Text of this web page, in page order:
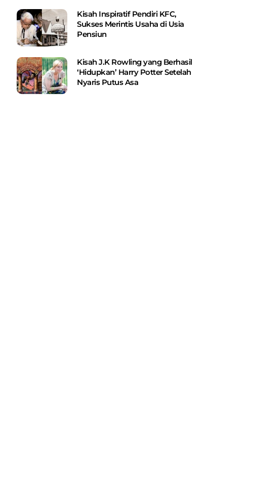
Kisah Inspiratif Pendiri KFC,
Sukses Merintis Usaha di Usia
Pensiun
Kisah J.K Rowling yang Berhasil
‘Hidupkan’ Harry Potter Setelah
Nyaris Putus Asa